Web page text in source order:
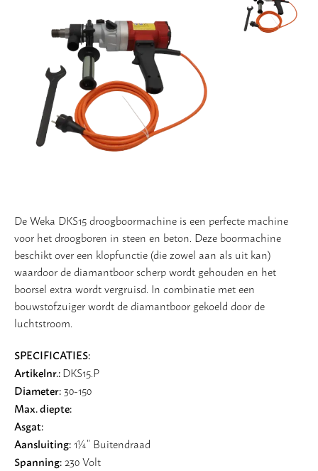
De Weka DKS15 droogboormachine is een perfecte machine
voor het droogboren in steen en beton. Deze boormachine
beschikt over een klopfunctie (die zowel aan als uit kan)
waardoor de diamantboor scherp wordt gehouden en het
boorsel extra wordt vergruisd. In combinatie met een
bouwstofzuiger wordt de diamantboor gekoeld door de
luchtstroom.
SPECIFICATIES:
Artikelnr.:DKS15.P
Diameter:30-150
Max. diepte:
Asgat:
Aansluiting:1¼” Buitendraad
Spanning:230 Volt
Slijpschijven